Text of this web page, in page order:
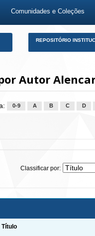
Comunidades e Coleções
REPOSITÓRIO
Autor
0-9 A B C D
Classificar por:
Título